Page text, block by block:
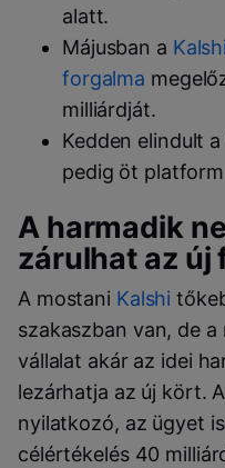
alatt.
Májusban a
forgalma
milliárdját.
Kedden elindult
pedig öt
A harmadik
zárulhat az új
A mostani Kalshi
szakaszban van, de
vállalat akár az idei
lezárhatja az új kört.
nyilatkozó, az ügyet
célértékelés 40